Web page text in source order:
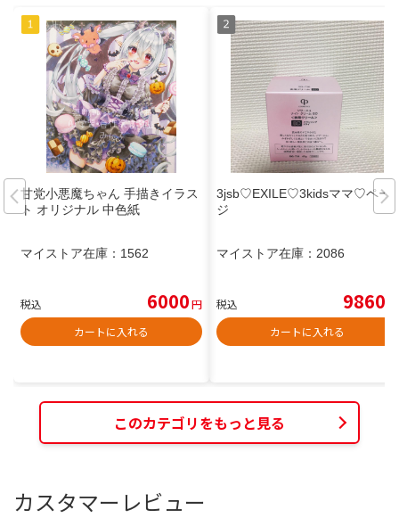
甘党小悪魔ちゃん 手描きイラス
ト オリジナル 中色紙
マイストア在庫： 1562
税込 6000円
カートに入れる
3jsb♡EXILE♡3kidsママ♡ペー
ジ
マイストア在庫： 2086
税込 9860
カートに入れる
このカテゴリをもっと見る
カスタマーレビュー